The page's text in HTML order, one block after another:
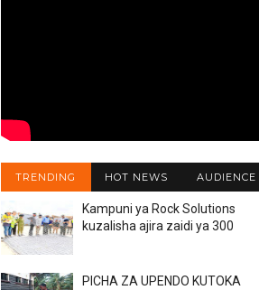
TRENDING HOT NEWS AUDIENCE
Kampuni ya Rock Solutions
kuzalisha ajira zaidi ya 300
PICHA ZA UPENDO KUTOKA